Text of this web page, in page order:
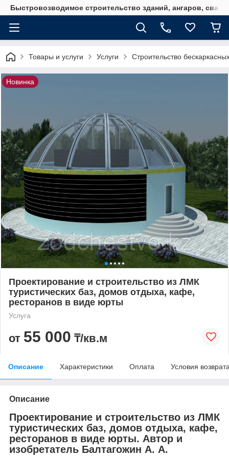
Быстровозводимое строительство зданий, ангаров,
Товары и услуги Услуги Строительство
Новинка
Проектирование и строительство из ЛМК
туристических баз, домов отдыха, кафе,
ресторанов в виде юрты
Услуга
от 55 000 ₸/кв.м
Описание Характеристики Оплата Условия
Описание
Проектирование и строительство из ЛМК
туристических баз, домов отдыха, кафе,
ресторанов в виде юрты. Автор и
изобретатель Балтагожин А. А.